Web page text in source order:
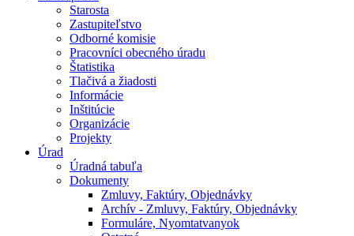
Starosta
Zastupiteľstvo
Odborné komisie
Pracovníci obecného úradu
Štatistika
Tlačivá a žiadosti
Informácie
Inštitúcie
Organizácie
Projekty
Úrad
Úradná tabuľa
Dokumenty
Zmluvy, Faktúry, Objednávky
Archív - Zmluvy, Faktúry, Objednávky
Formuláre, Nyomtatvanyok